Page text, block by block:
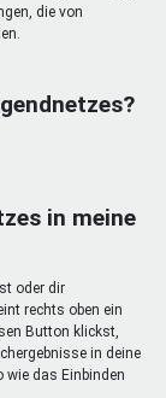
die von
in meine
oder dir
rechts oben ein
Button klickst,
in deine
wie das Einbinden